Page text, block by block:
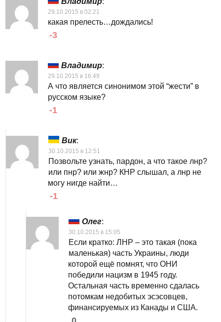
29.10.2015 в 02:21
какая прелесть…дождались!
-3
Владимир:
29.10.2015 в 16:49
А что является синонимом этой “жести” в
русском языке?
-1
Вик:
30.10.2015 в 12:51
Позвольте узнать, пардон, а что такое лнр?
или пнр? или жнр? КНР слышал, а лнр не
могу нигде найти…
-1
Олег:
30.10.2015 в 15:05
Если кратко: ЛНР – это такая (пока
маленькая) часть Украины, люди
которой ещё помнят, что ОНИ
победили нацизм в 1945 году.
Остальная часть временно сдалась
потомкам недобитых эсэсовцев,
финансируемых из Канады и США.